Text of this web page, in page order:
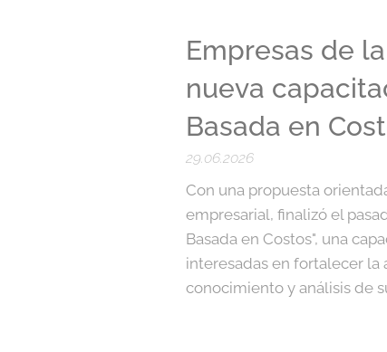
Empresas de
nueva
Basada en
29.06.2026
Con una propuesta
empresarial, finalizó el
Basada en Costos", una
interesadas en fortalecer la
conocimiento y análisis de